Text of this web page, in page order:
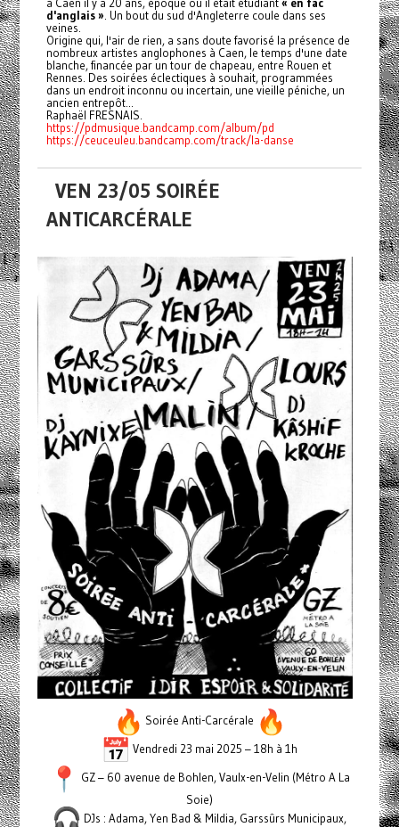
à Caen il y a 20 ans, époque où il était étudiant« en fac
d'anglais ». Un bout du sud d'Angleterre coule dans ses
veines.
Origine qui, l'air de rien, a sans doute favorisé la présence de
nombreux artistes anglophones à Caen, le temps d'une date
blanche, financée par un tour de chapeau, entre Rouen et
Rennes. Des soirées éclectiques à souhait, programmées
dans un endroit inconnu ou incertain, une vieille péniche, un
ancien entrepôt...
Raphaël FRESNAIS.
https://pdmusique.bandcamp.com/album/pd
https://ceuceuleu.bandcamp.com/track/la-danse
VEN 23/05 SOIRÉE
ANTICARCÉRALE
Soirée Anti-Carcérale
Vendredi 23 mai 2025 – 18h à 1h
GZ – 60 avenue de Bohlen, Vaulx-en-Velin (Métro A La
Soie)
DJs : Adama, Yen Bad & Mildia, Garssûrs Municipaux,